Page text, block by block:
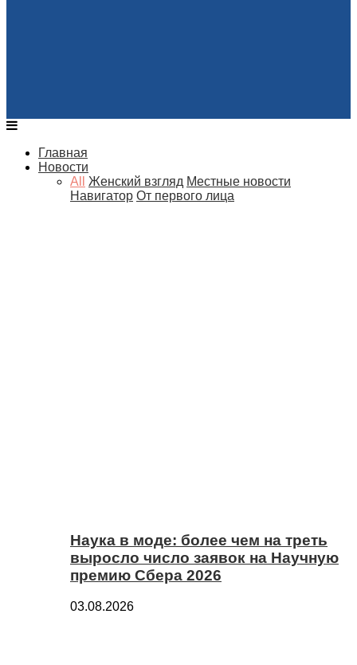
Главная
Новости
All
Женский взгляд Местные новости
Навигатор От первого лица
Наука в моде: более чем на треть
выросло число заявок на Научную
премию Сбера 2026
03.08.2026